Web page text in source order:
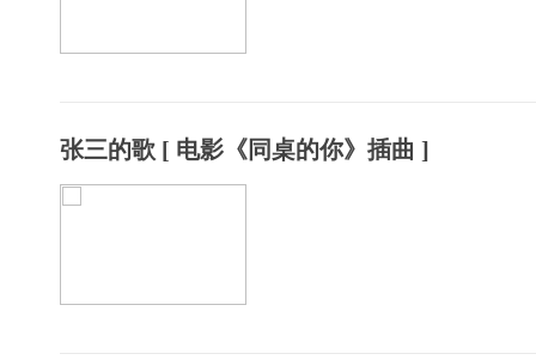
张三的歌 [ 电影《同桌的你》插曲 ]